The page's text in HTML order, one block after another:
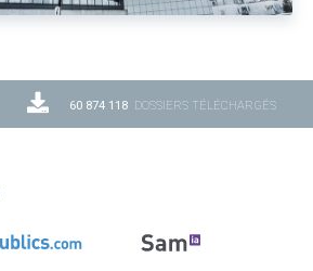
60 874 118 DOSSIERS TÉLÉCHARGÉS